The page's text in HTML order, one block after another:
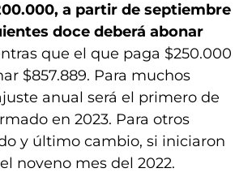
a partir de septiembre
doce deberá abonar
que el que paga $250.000
$857.889. Para muchos
anual será el primero de
en 2023. Para otros
y último cambio, si iniciaron
noveno mes del 2022.